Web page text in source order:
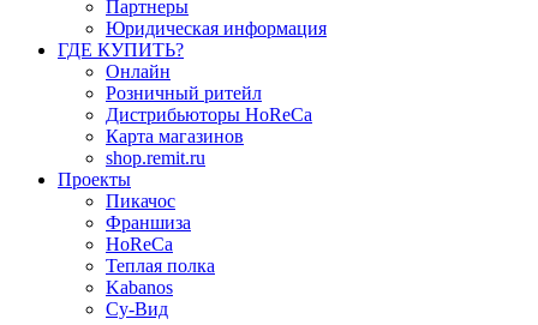
Партнеры
Юридическая информация
ГДЕ КУПИТЬ?
Онлайн
Розничный ритейл
Дистрибьюторы HoReCa
Карта магазинов
shop.remit.ru
Проекты
Пикачос
Франшиза
HoReCa
Теплая полка
Kabanos
Су-Вид